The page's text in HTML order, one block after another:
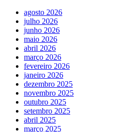
agosto 2026
julho 2026
junho 2026
maio 2026
abril 2026
março 2026
fevereiro 2026
janeiro 2026
dezembro 2025
novembro 2025
outubro 2025
setembro 2025
abril 2025
março 2025